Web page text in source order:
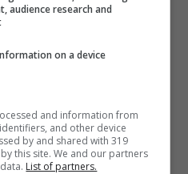
piacere anche se la
dei partenopei
per via di quel
durante la stagione,
rientrato.
audience research and
on a device
and information from
and other device
by and shared with 319
this site. We and our partners
List of partners.